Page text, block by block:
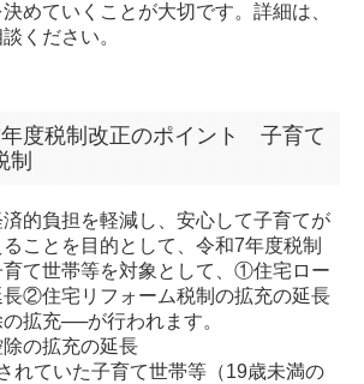
決めていくことが大切です。詳細は、
ください。
度税制改正のポイント 子育て
制
的負担を軽減し、安心して子育てが
ことを目的として、令和7年度税制
て世帯等を対象として、①住宅ロー
長②住宅リフォーム税制の拡充の延長
拡充──が行われます。
の拡充の延長
れていた子育て世帯等（19歳未満の